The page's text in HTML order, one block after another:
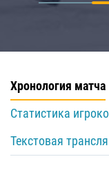
Хронология матча
Статистика
Текстовая